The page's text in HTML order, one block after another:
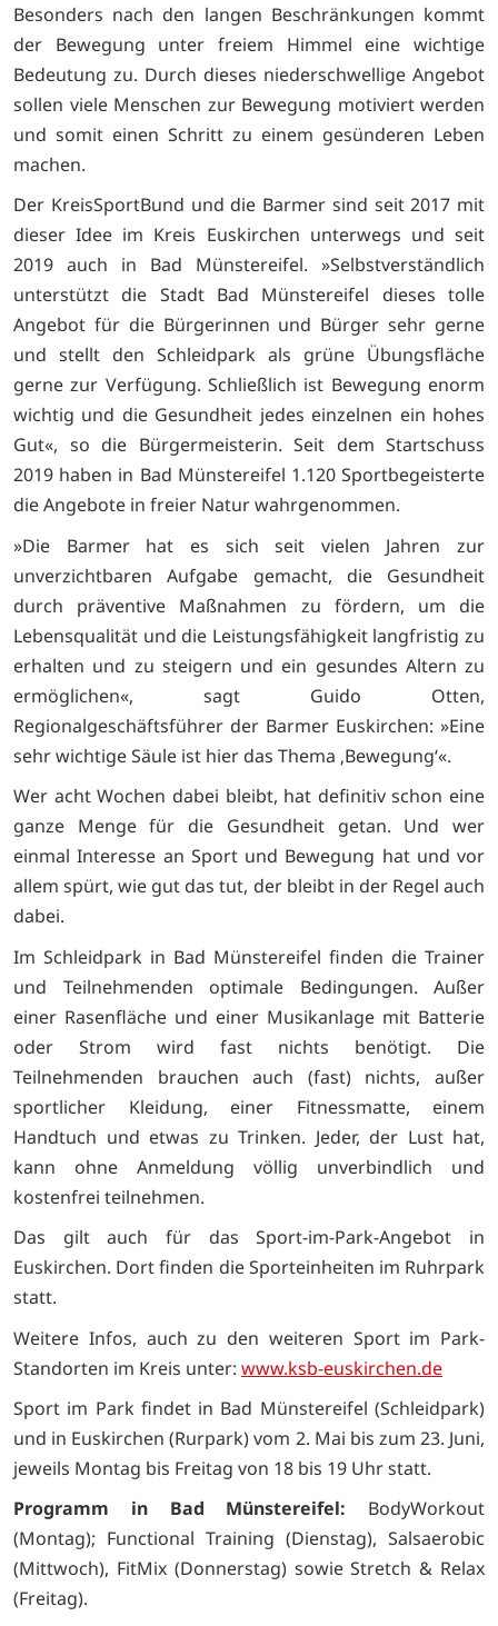
Besonders nach den langen Beschränkungen kommt
der Bewegung unter freiem Himmel eine wichtige
Bedeutung zu. Durch dieses niederschwellige Angebot
sollen viele Menschen zur Bewegung motiviert werden
und somit einen Schritt zu einem gesünderen Leben
machen.
Der KreisSportBund und die Barmer sind seit 2017 mit
dieser Idee im Kreis Euskirchen unterwegs und seit
2019 auch in Bad Münstereifel. »Selbstverständlich
unterstützt die Stadt Bad Münstereifel dieses tolle
Angebot für die Bürgerinnen und Bürger sehr gerne
und stellt den Schleidpark als grüne Übungsfläche
gerne zur Verfügung. Schließlich ist Bewegung enorm
wichtig und die Gesundheit jedes einzelnen ein hohes
Gut«, so die Bürgermeisterin. Seit dem Startschuss
2019 haben in Bad Münstereifel 1.120 Sportbegeisterte
die Angebote in freier Natur wahrgenommen.
»Die Barmer hat es sich seit vielen Jahren zur
unverzichtbaren Aufgabe gemacht, die Gesundheit
durch präventive Maßnahmen zu fördern, um die
Lebensqualität und die Leistungsfähigkeit langfristig zu
erhalten und zu steigern und ein gesundes Altern zu
ermöglichen«, sagt Guido Otten,
Regionalgeschäftsführer der Barmer Euskirchen: »Eine
sehr wichtige Säule ist hier das Thema ‚Bewegung‘«.
Wer acht Wochen dabei bleibt, hat definitiv schon eine
ganze Menge für die Gesundheit getan. Und wer
einmal Interesse an Sport und Bewegung hat und vor
allem spürt, wie gut das tut, der bleibt in der Regel auch
dabei.
Im Schleidpark in Bad Münstereifel finden die Trainer
und Teilnehmenden optimale Bedingungen. Außer
einer Rasenfläche und einer Musikanlage mit Batterie
oder Strom wird fast nichts benötigt. Die
Teilnehmenden brauchen auch (fast) nichts, außer
sportlicher Kleidung, einer Fitnessmatte, einem
Handtuch und etwas zu Trinken. Jeder, der Lust hat,
kann ohne Anmeldung völlig unverbindlich und
kostenfrei teilnehmen.
Das gilt auch für das Sport-im-Park-Angebot in
Euskirchen. Dort finden die Sporteinheiten im Ruhrpark
statt.
Weitere Infos, auch zu den weiteren Sport im Park-
Standorten im Kreis unter: www.ksb-euskirchen.de
Sport im Park findet in Bad Münstereifel (Schleidpark)
und in Eus­kirchen (Rurpark) vom 2. Mai bis zum 23. Juni,
jeweils Montag bis Freitag von 18 bis 19 Uhr statt.
Programm in Bad Münstereifel: BodyWorkout
(Montag); Functional Training (Dienstag), Salsaerobic
(Mittwoch), FitMix (Donnerstag) sowie Stretch & Relax
(Freitag).